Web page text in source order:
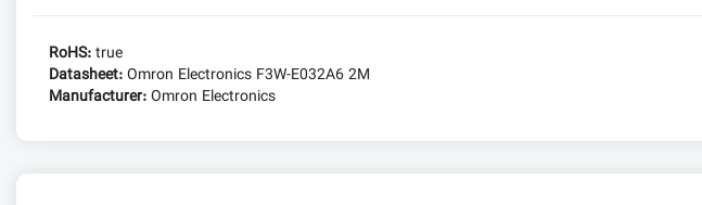
RoHS:true
Datasheet:Omron Electronics F3W-E032A6 2M
Manufacturer:Omron Electronics